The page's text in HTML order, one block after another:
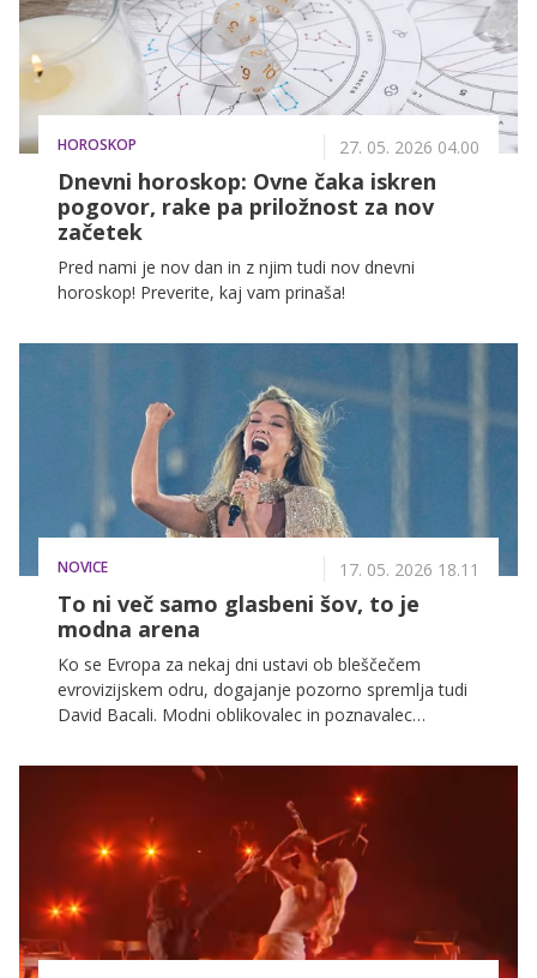
HOROSKOP 27. 05. 2026 04.00
Dnevni horoskop: Ovne čaka iskren
pogovor, rake pa priložnost za nov
začetek
Pred nami je nov dan in z njim tudi nov dnevni
horoskop! Preverite, kaj vam prinaša!
NOVICE 17. 05. 2026 18.11
To ni več samo glasbeni šov, to je
modna arena
Ko se Evropa za nekaj dni ustavi ob bleščečem
evrovizijskem odru, dogajanje pozorno spremlja tudi
David Bacali. Modni oblikovalec in poznavalec
samo glasbeno tekmovanje, postala je prostor mode,
identitete, čustev in družbenih sporočil. Vabljeni k
branju njegove kolumne.